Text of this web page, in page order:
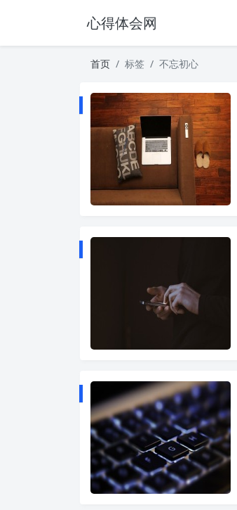
心得体会网
首页 标签 不忘初心